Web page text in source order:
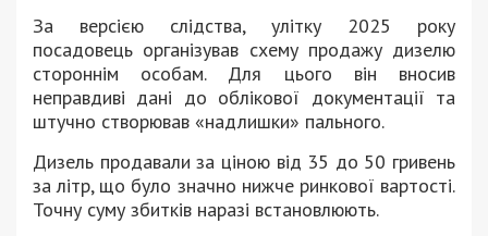
За версією слідства, улітку 2025 року
посадовець організував схему продажу дизелю
стороннім особам. Для цього він вносив
неправдиві дані до облікової документації та
штучно створював «надлишки» пального.
Дизель продавали за ціною від 35 до 50 гривень
за літр, що було значно нижче ринкової вартості.
Точну суму збитків наразі встановлюють.